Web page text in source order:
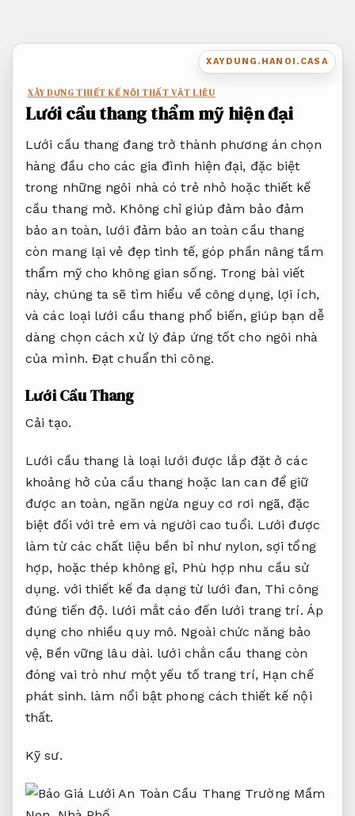
nội
XAYDUNG.HANOI.CASA
XÂY DỰNG THIẾT KẾ NỘI THẤT VẬT LIỆU
Lưới cầu thang thẩm mỹ hiện đại
Lưới cầu thang đang trở thành phương án chọn
hàng đầu cho các gia đình hiện đại, đặc biệt
trong những ngôi nhà có trẻ nhỏ hoặc thiết kế
cầu thang mở. Không chỉ giúp đảm bảo đảm
bảo an toàn, lưới đảm bảo an toàn cầu thang
còn mang lại vẻ đẹp tinh tế, góp phần nâng tầm
thẩm mỹ cho không gian sống. Trong bài viết
này, chúng ta sẽ tìm hiểu về công dụng, lợi ích,
và các loại lưới cầu thang phổ biến, giúp bạn dễ
dàng chọn cách xử lý đáp ứng tốt cho ngôi nhà
của mình. Đạt chuẩn thi công.
Lưới Cầu Thang
Cải tạo.
Lưới cầu thang là loại lưới được lắp đặt ở các
khoảng hở của cầu thang hoặc lan can để giữ
được an toàn, ngăn ngừa nguy cơ rơi ngã, đặc
biệt đối với trẻ em và người cao tuổi. Lưới được
làm từ các chất liệu bền bỉ như nylon, sợi tổng
hợp, hoặc thép không gỉ, Phù hợp nhu cầu sử
dụng. với thiết kế đa dạng từ lưới đan, Thi công
đúng tiến độ. lưới mắt cáo đến lưới trang trí. Áp
dụng cho nhiều quy mô. Ngoài chức năng bảo
vệ, Bền vững lâu dài. lưới chắn cầu thang còn
đóng vai trò như một yếu tố trang trí, Hạn chế
phát sinh. làm nổi bật phong cách thiết kế nội
thất.
Kỹ sư.